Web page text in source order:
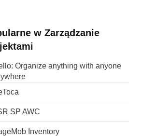
w Zarządzanie
Organize anything with anyone
SP AWC
Inventory